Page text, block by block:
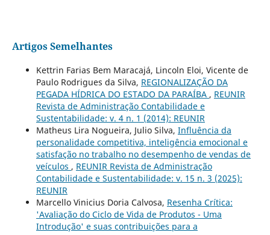
Artigos Semelhantes
Kettrin Farias Bem Maracajá, Lincoln Eloi, Vicente de
Paulo Rodrigues da Silva, REGIONALIZAÇÃO DA
PEGADA HÍDRICA DO ESTADO DA PARAÍBA , REUNIR
Revista de Administração Contabilidade e
Sustentabilidade: v. 4 n. 1 (2014): REUNIR
Matheus Lira Nogueira, Julio Silva, Influência da
personalidade competitiva, inteligência emocional e
satisfação no trabalho no desempenho de vendas de
veículos , REUNIR Revista de Administração
Contabilidade e Sustentabilidade: v. 15 n. 3 (2025):
REUNIR
Marcello Vinicius Doria Calvosa, Resenha Crítica:
'Avaliação do Ciclo de Vida de Produtos - Uma
Introdução' e suas contribuições para a